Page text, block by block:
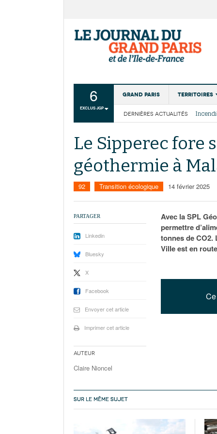
6
EXCLUS JGP
Grand Paris Territoires
Institutions
Services
DERNIÈRES ACTUALITÉS
La
Le Sipperec fore
géothermie à
92 Transition écologique 14 février 2025
Avec la SPL
permettre
tonnes de CO2.
Ville est en
PARTAGER
Linkedin
Bluesky
X
Facebook
Envoyer cet article
Imprimer cet article
Auteur
Claire Nioncel
SUR LE MÊME SUJET